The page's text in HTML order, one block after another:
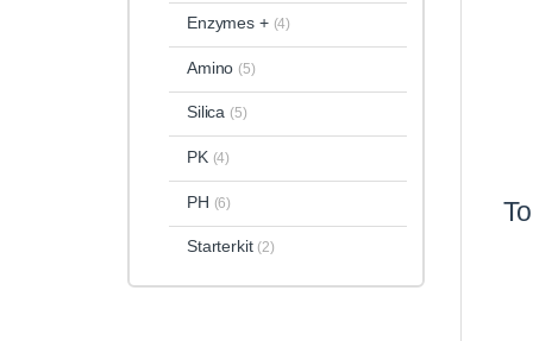
Enzymes + (4)
Amino (5)
Silica (5)
PK (4)
PH (6)
Starterkit (2)